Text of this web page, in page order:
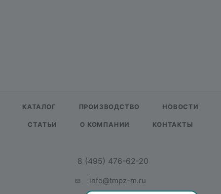
КАТАЛОГ ПРОИЗВОДСТВО НОВОСТИ
СТАТЬИ О КОМПАНИИ КОНТАКТЫ
8 (495) 476-62-20
info@tmpz-m.ru